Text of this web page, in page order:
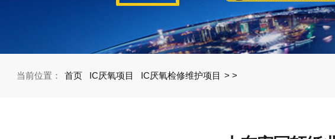
当前位置： 首页 >
IC厌氧项目 >
IC厌氧检修维护项目